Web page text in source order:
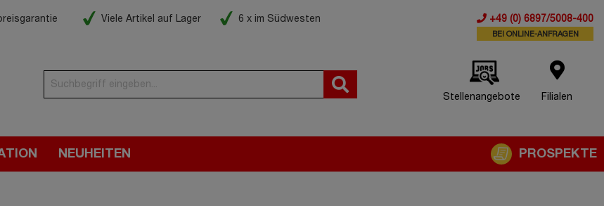
Viele Artikel auf Lager 6 x im Südwesten +49 (0) 6897/5008-400
BEI ONLINE-ANFRAGEN
Stellenangebote Filialen
NEUHEITEN PROSPEKTE